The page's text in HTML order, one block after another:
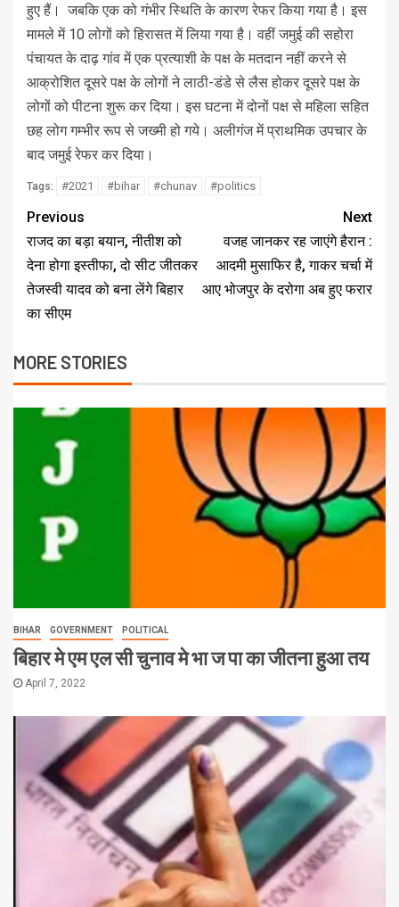
हुए हैं। जबकि एक को गंभीर स्थिति के कारण रेफर किया गया है। इस
मामले में 10 लोगों को हिरासत में लिया गया है। वहीं जमुई की सहोरा
पंचायत के दाढ़ गांव में एक प्रत्याशी के पक्ष के मतदान नहीं करने से
आक्रोशित दूसरे पक्ष के लोगों ने लाठी-डंडे से लैस होकर दूसरे पक्ष के
लोगों को पीटना शुरू कर दिया। इस घटना में दोनों पक्ष से महिला सहित
छह लोग गम्भीर रूप से जख्मी हो गये। अलीगंज में प्राथमिक उपचार के
बाद जमुई रेफर कर दिया।
Tags: #2021 #bihar #chunav #politics
Previous
राजद का बड़ा बयान, नीतीश को
देना होगा इस्तीफा, दो सीट जीतकर
तेजस्वी यादव को बना लेंगे बिहार
का सीएम
Next
वजह जानकर रह जाएंगे हैरान :
आदमी मुसाफिर है, गाकर चर्चा में
आए भोजपुर के दरोगा अब हुए फरार
MORE STORIES
BIHAR GOVERNMENT POLITICAL
बिहार मे एम एल सी चुनाव मे भा ज पा का जीतना हुआ तय
April 7, 2022